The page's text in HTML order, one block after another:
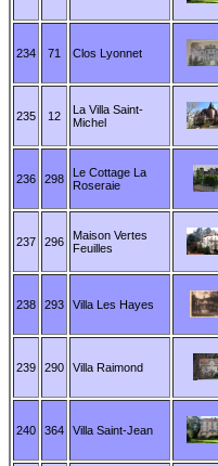
234 71 Clos Lyonnet
235 12
La Villa Saint-
Michel
236 298
Le Cottage La
Roseraie
237 296
Maison Vertes
Feuilles
238 293 Villa Les Hayes
239 290 Villa Raimond
240 364 Villa Saint-Jean